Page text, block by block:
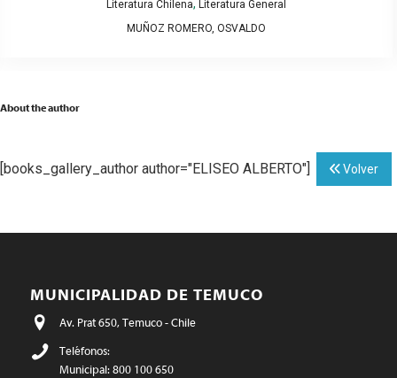
Literatura Chilena, Literatura General
MUÑOZ ROMERO, OSVALDO
About the author
[books_gallery_author author="ELISEO ALBERTO"] Volver
MUNICIPALIDAD DE TEMUCO
Av. Prat 650, Temuco - Chile
Teléfonos:
Municipal: 800 100 650